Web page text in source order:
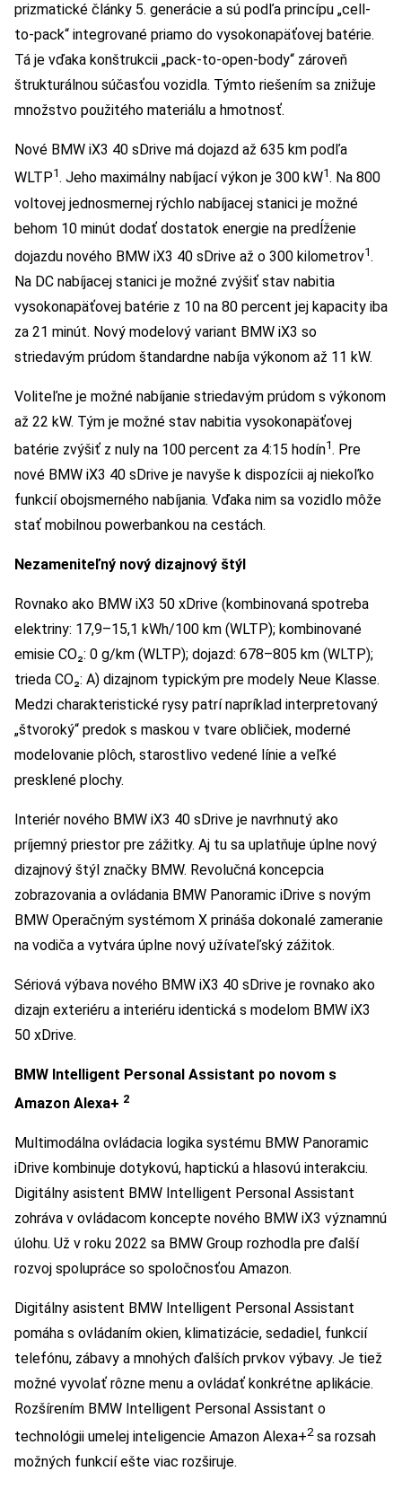
prizmatické články 5. generácie a sú podľa princípu „cell-
to-pack“ integrované priamo do vysokonapäťovej batérie.
Tá je vďaka konštrukcii „pack-to-open-body“ zároveň
štrukturálnou súčasťou vozidla. Týmto riešením sa znižuje
množstvo použitého materiálu a hmotnosť.
Nové BMW iX3 40 sDrive má dojazd až 635 km podľa
WLTP1. Jeho maximálny nabíjací výkon je 300 kW1. Na 800
voltovej jednosmernej rýchlo nabíjacej stanici je možné
behom 10 minút dodať dostatok energie na predĺženie
dojazdu nového BMW iX3 40 sDrive až o 300 kilometrov1.
Na DC nabíjacej stanici je možné zvýšiť stav nabitia
vysokonapäťovej batérie z 10 na 80 percent jej kapacity iba
za 21 minút. Nový modelový variant BMW iX3 so
striedavým prúdom štandardne nabíja výkonom až 11 kW.
Voliteľne je možné nabíjanie striedavým prúdom s výkonom
až 22 kW. Tým je možné stav nabitia vysokonapäťovej
batérie zvýšiť z nuly na 100 percent za 4:15 hodín1. Pre
nové BMW iX3 40 sDrive je navyše k dispozícii aj niekoľko
funkcií obojsmerného nabíjania. Vďaka nim sa vozidlo môže
stať mobilnou powerbankou na cestách.
Nezameniteľný nový dizajnový štýl
Rovnako ako BMW iX3 50 xDrive (kombinovaná spotreba
elektriny: 17,9–15,1 kWh/100 km (WLTP); kombinované
emisie CO₂: 0 g/km (WLTP); dojazd: 678–805 km (WLTP);
trieda CO₂: A) dizajnom typickým pre modely Neue Klasse.
Medzi charakteristické rysy patrí napríklad interpretovaný
„štvoroký“ predok s maskou v tvare obličiek, moderné
modelovanie plôch, starostlivo vedené línie a veľké
presklené plochy.
Interiér nového BMW iX3 40 sDrive je navrhnutý ako
príjemný priestor pre zážitky. Aj tu sa uplatňuje úplne nový
dizajnový štýl značky BMW. Revolučná koncepcia
zobrazovania a ovládania BMW Panoramic iDrive s novým
BMW Operačným systémom X prináša dokonalé zameranie
na vodiča a vytvára úplne nový užívateľský zážitok.
Sériová výbava nového BMW iX3 40 sDrive je rovnako ako
dizajn exteriéru a interiéru identická s modelom BMW iX3
50 xDrive.
BMW Intelligent Personal Assistant po novom s
Amazon Alexa+ 2
Multimodálna ovládacia logika systému BMW Panoramic
iDrive kombinuje dotykovú, haptickú a hlasovú interakciu.
Digitálny asistent BMW Intelligent Personal Assistant
zohráva v ovládacom koncepte nového BMW iX3 významnú
úlohu. Už v roku 2022 sa BMW Group rozhodla pre ďalší
rozvoj spolupráce so spoločnosťou Amazon.
Digitálny asistent BMW Intelligent Personal Assistant
pomáha s ovládaním okien, klimatizácie, sedadiel, funkcií
telefónu, zábavy a mnohých ďalších prvkov výbavy. Je tiež
možné vyvolať rôzne menu a ovládať konkrétne aplikácie.
Rozšírením BMW Intelligent Personal Assistant o
technológii umelej inteligencie Amazon Alexa+2sa rozsah
možných funkcií ešte viac rozširuje.